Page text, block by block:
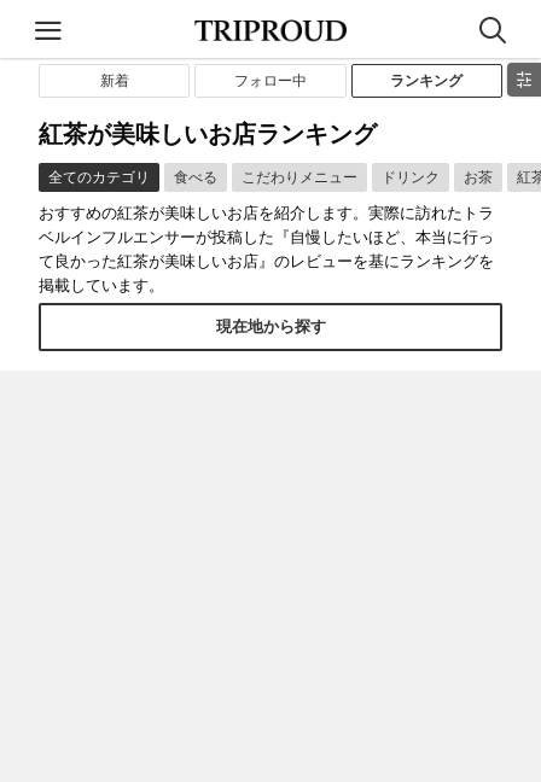
新着 フォロー中 ランキング
紅茶が美味しいお店ランキング
全てのカテゴリ 食べる こだわりメニュー ドリンク お茶 紅
おすすめの紅茶が美味しいお店を紹介します。実際に訪れたトラ
ベルインフルエンサーが投稿した『自慢したいほど、本当に行っ
て良かった紅茶が美味しいお店』のレビューを基にランキングを
掲載しています。
現在地から探す